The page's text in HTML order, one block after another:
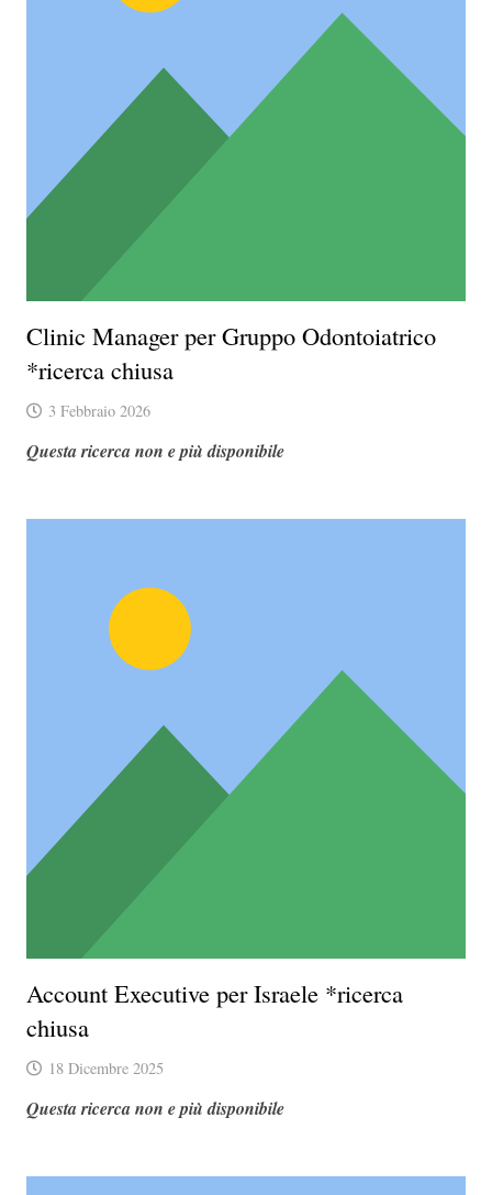
Clinic Manager per Gruppo Odontoiatrico
*ricerca chiusa
3 Febbraio 2026
Questa ricerca non e più disponibile
Account Executive per Israele *ricerca
chiusa
18 Dicembre 2025
Questa ricerca non e più disponibile